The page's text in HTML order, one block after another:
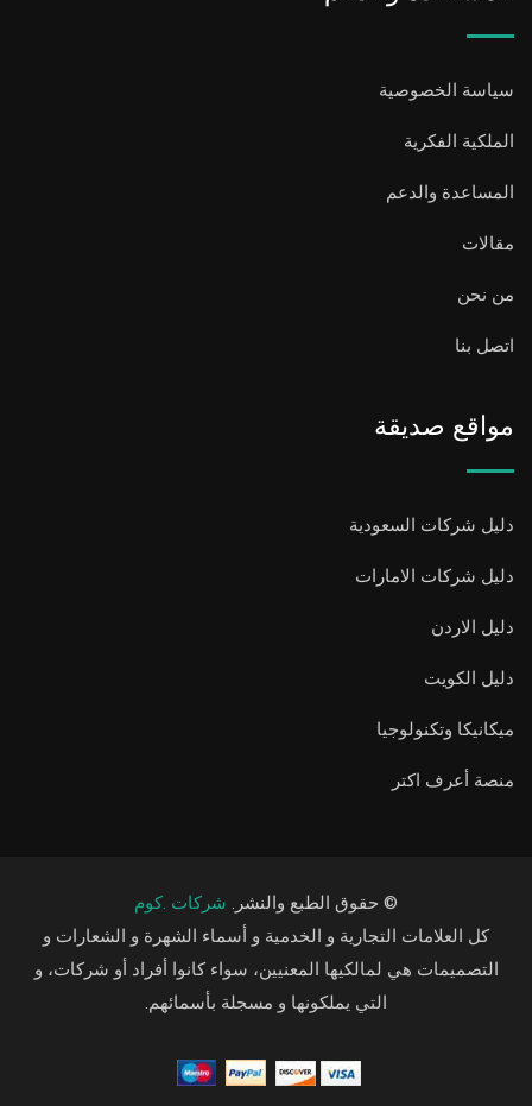
سياسة الخصوصية
الملكية الفكرية
المساعدة والدعم
مقالات
من نحن
اتصل بنا
مواقع صديقة
دليل شركات السعودية
دليل شركات الامارات
دليل الاردن
دليل الكويت
ميكانيكا وتكنولوجيا
منصة أعرف اكتر
© حقوق الطبع والنشر. شركات .كوم
كل العلامات التجارية و الخدمية و أسماء الشهرة و الشعارات و
التصميمات هي لمالكيها المعنيين، سواء كانوا أفراد أو شركات، و
التي يملكونها و مسجلة بأسمائهم.